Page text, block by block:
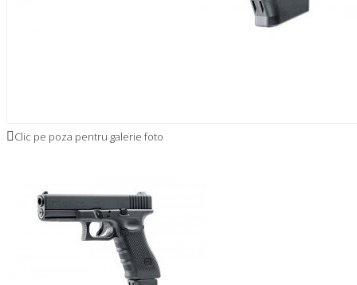
Clic pe poza pentru galerie foto